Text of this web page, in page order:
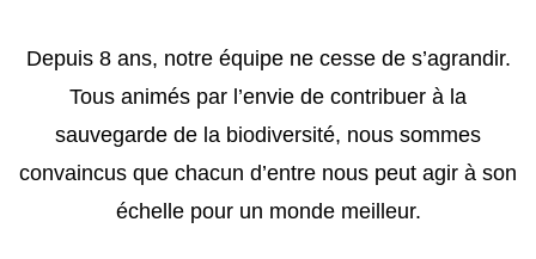
Depuis 8 ans, notre équipe ne cesse de s’agrandir.
Tous animés par l’envie de contribuer à la
sauvegarde de la biodiversité, nous sommes
convaincus que chacun d’entre nous peut agir à son
échelle pour un monde meilleur.